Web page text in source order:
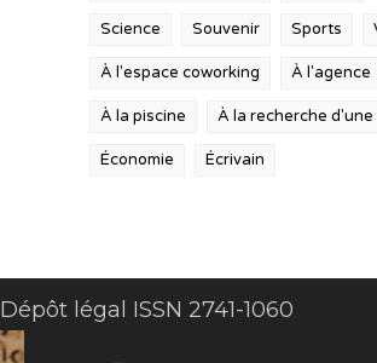
Science Souvenir Sports
À l'espace coworking À l'agence
À la piscine À la recherche d'une
Économie Écrivain
Dépôt légal ISSN 2741-1060